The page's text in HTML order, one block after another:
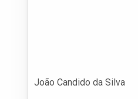
João Candido da Silva